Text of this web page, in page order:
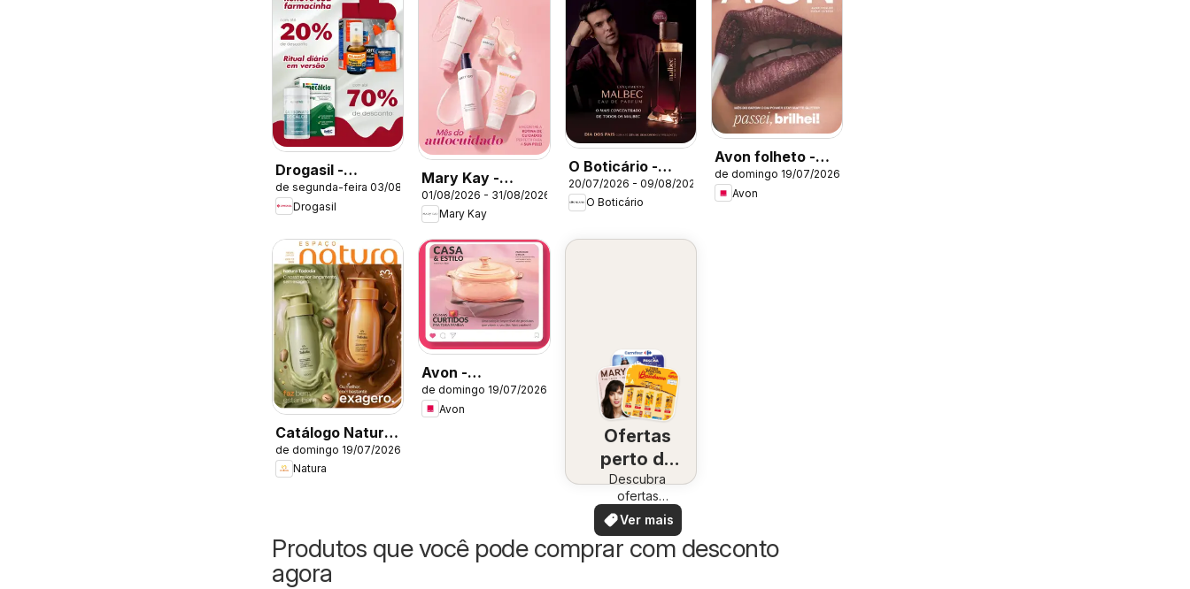
Drogasil -
Catálogo atual
de segunda-feira 03/08/2026
Drogasil
Mary Kay -
Catálogo Agosto
2026
01/08/2026 - 31/08/2026
Mary Kay
O Boticário -
Ciclo 11/2026
20/07/2026 - 09/08/2026
O Boticário
Avon folheto -
Campanha 12
de domingo 19/07/2026
Avon
Catálogo Natura
- Ciclo 12/2026
de domingo 19/07/2026
Natura
Avon -
Campanha 12:
Casa & Estilo
de domingo 19/07/2026
Avon
Ofertas
perto de
você
Descubra
ofertas
especiais
Ver mais
Produtos que você pode comprar com desconto
agora